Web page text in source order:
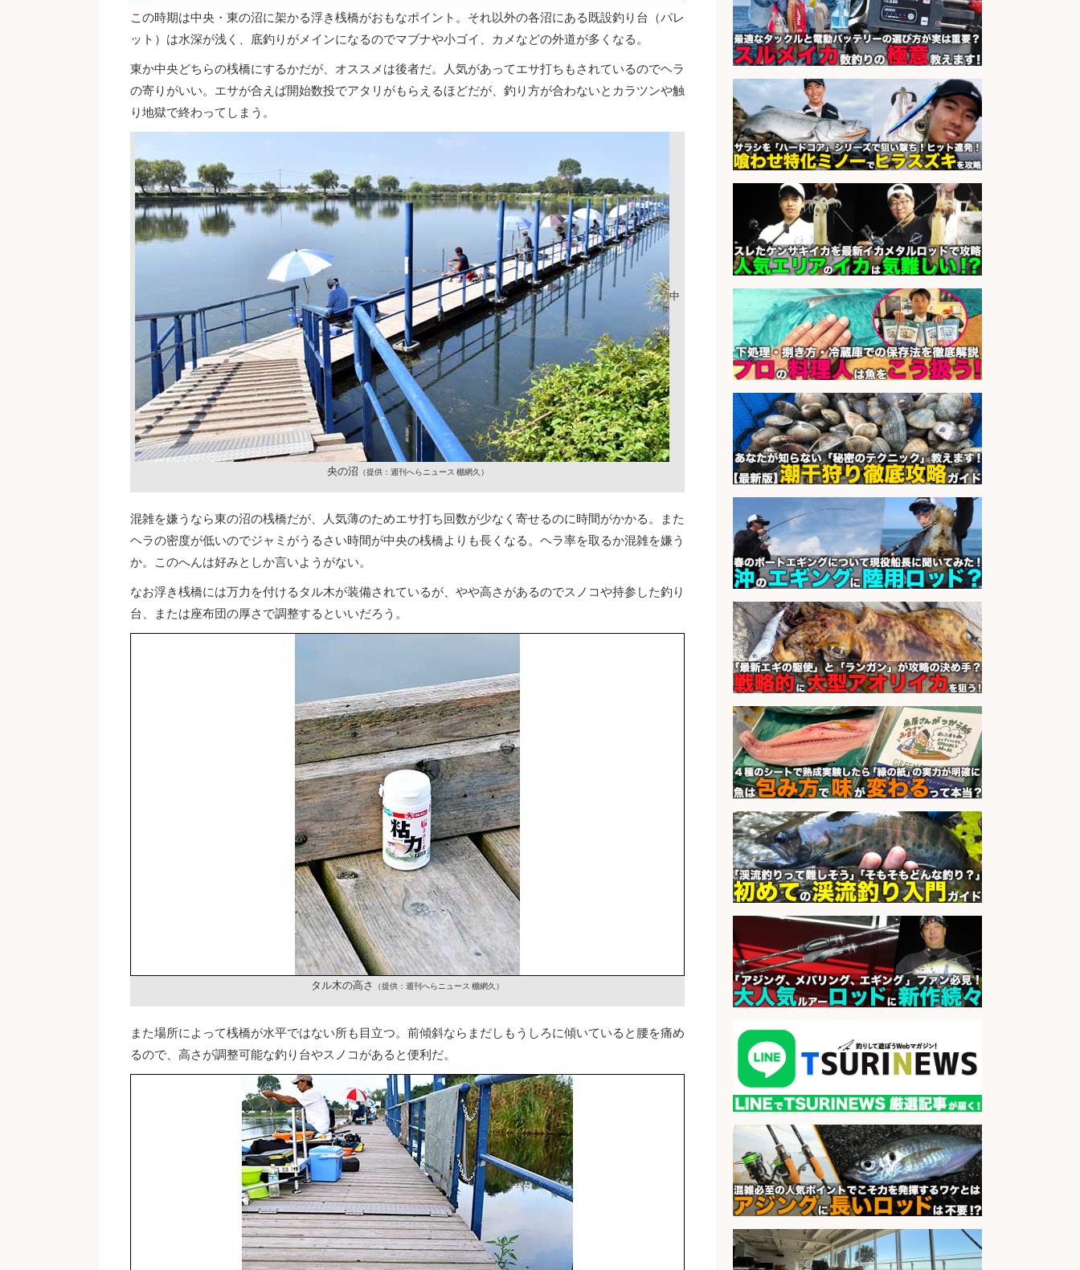
この時期は中央・東の沼に架かる浮き桟橋がおもなポイント。それ以外の各沼にある既設釣り台（パレ
ット）は水深が浅く、底釣りがメインになるのでマブナや小ゴイ、カメなどの外道が多くなる。
東か中央どちらの桟橋にするかだが、オススメは後者だ。人気があってエサ打ちもされているのでヘラ
の寄りがいい。エサが合えば開始数投でアタリがもらえるほどだが、釣り方が合わないとカラツンや触
り地獄で終わってしまう。
中
央の沼 （提供：週刊へらニュース 棚網久）
混雑を嫌うなら東の沼の桟橋だが、人気薄のためエサ打ち回数が少なく寄せるのに時間がかかる。また
ヘラの密度が低いのでジャミがうるさい時間が中央の桟橋よりも長くなる。ヘラ率を取るか混雑を嫌う
か。このへんは好みとしか言いようがない。
なお浮き桟橋には万力を付けるタル木が装備されているが、やや高さがあるのでスノコや持参した釣り
台、または座布団の厚さで調整するといいだろう。
タル木の高さ （提供：週刊へらニュース 棚網久）
また場所によって桟橋が水平ではない所も目立つ。前傾斜ならまだしもうしろに傾いていると腰を痛め
るので、高さが調整可能な釣り台やスノコがあると便利だ。
会社名 株式会社ホットスタッフ鹿児島
sponsored by 求人ボックス
レジ打ち/日払いOK/おさかなの三枚
おろし/新潟県/小千谷市
会社名 株式会社G&G
sponsored by 求人ボックス
さらに求人情報を見る